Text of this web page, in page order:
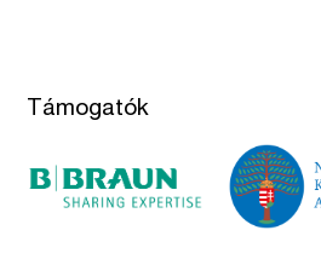
Támogatók